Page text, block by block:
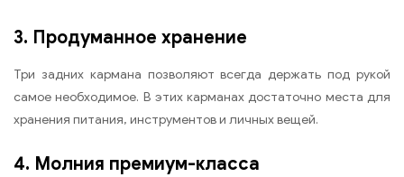
3. Продуманное хранение
Три задних кармана позволяют всегда держать под рукой
самое необходимое. В этих карманах достаточно места для
хранения питания, инструментов и личных вещей.
4. Молния премиум-класса